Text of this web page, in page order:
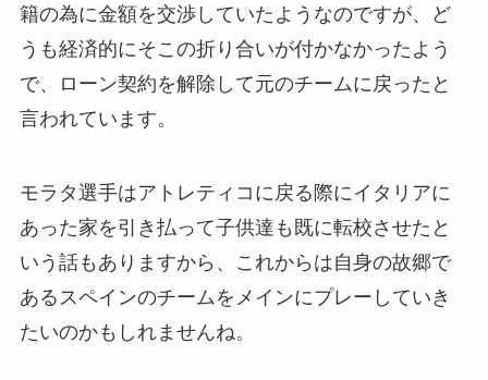
籍の為に金額を交渉していたようなのですが、ど
うも経済的にそこの折り合いが付かなかったよう
で、ローン契約を解除して元のチームに戻ったと
言われています。
モラタ選手はアトレティコに戻る際にイタリアに
あった家を引き払って子供達も既に転校させたと
いう話もありますから、これからは自身の故郷で
あるスペインのチームをメインにプレーしていき
たいのかもしれませんね。